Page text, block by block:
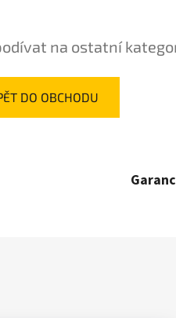
na ostatní
DO OBCHODU